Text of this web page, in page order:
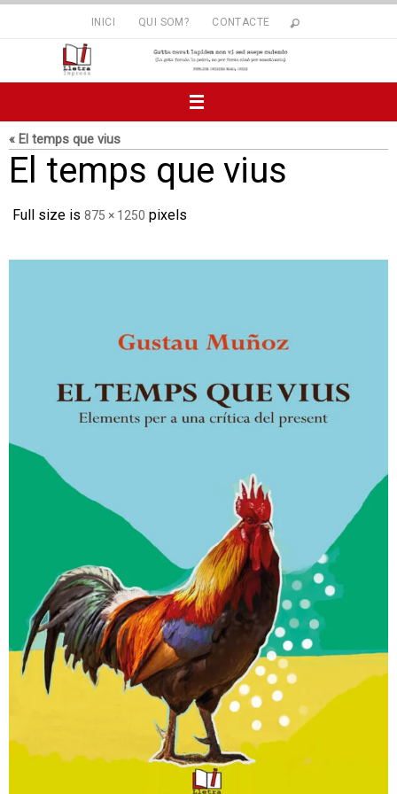
INICI QUI SOM? CONTACTE
« El temps que vius
El temps que vius
Full size is 875 × 1250 pixels